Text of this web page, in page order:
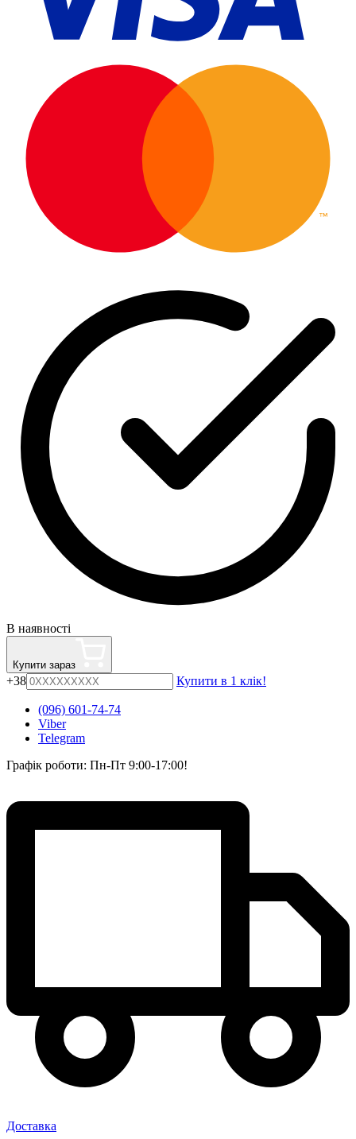
В наявності
Купити зараз
+38 Купити в 1 клік!
(096) 601-74-74
Viber
Telegram
Графік роботи: Пн-Пт 9:00-17:00!
Доставка